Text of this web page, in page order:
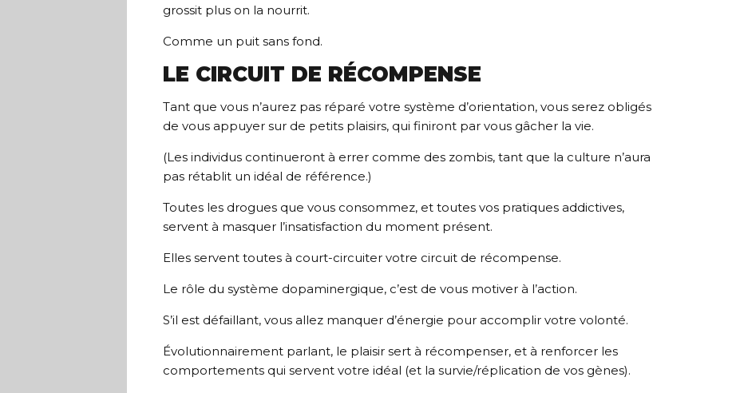
grossit plus on la nourrit.
Comme un puit sans fond.
LE CIRCUIT DE RÉCOMPENSE
Tant que vous n’aurez pas réparé votre système d’orientation, vous serez obligés
de vous appuyer sur de petits plaisirs, qui finiront par vous gâcher la vie.
(Les individus continueront à errer comme des zombis, tant que la culture n’aura
pas rétablit un idéal de référence.)
Toutes les drogues que vous consommez, et toutes vos pratiques addictives,
servent à masquer l’insatisfaction du moment présent.
Elles servent toutes à court-circuiter votre circuit de récompense.
Le rôle du système dopaminergique, c’est de vous motiver à l’action.
S’il est défaillant, vous allez manquer d’énergie pour accomplir votre volonté.
Évolutionnairement parlant, le plaisir sert à récompenser, et à renforcer les
comportements qui servent votre idéal (et la survie/réplication de vos gènes).